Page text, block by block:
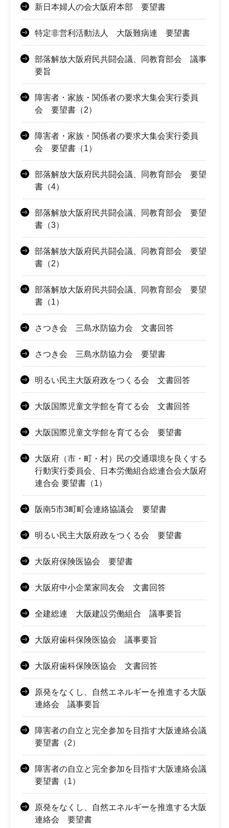
新日本婦人の会大阪府本部 要望書
特定非営利活動法人 大阪難病連 要望書
部落解放大阪府民共闘会議、同教育部会 議事
要旨
障害者・家族・関係者の要求大集会実行委員
会 要望書（2）
障害者・家族・関係者の要求大集会実行委員
会 要望書（1）
部落解放大阪府民共闘会議、同教育部会 要望
書（4）
部落解放大阪府民共闘会議、同教育部会 要望
書（3）
部落解放大阪府民共闘会議、同教育部会 要望
書（2）
部落解放大阪府民共闘会議、同教育部会 要望
書（1）
さつき会 三島水防協力会 文書回答
さつき会 三島水防協力会 要望書
明るい民主大阪府政をつくる会 文書回答
大阪国際児童文学館を育てる会 文書回答
大阪国際児童文学館を育てる会 要望書
大阪府（市・町・村）民の交通環境を良くする
行動実行委員会、日本労働組合総連合会大阪府
連合会 要望書（1）
阪南5市3町町会連絡協議会 要望書
明るい民主大阪府政をつくる会 要望書
大阪府保険医協会 要望書
大阪府中小企業家同友会 文書回答
全建総連 大阪建設労働組合 議事要旨
大阪府歯科保険医協会 議事要旨
大阪府歯科保険医協会 文書回答
原発をなくし、自然エネルギーを推進する大阪
連絡会 議事要旨
障害者の自立と完全参加を目指す大阪連絡会議
要望書（2）
障害者の自立と完全参加を目指す大阪連絡会議
要望書（1）
原発をなくし、自然エネルギーを推進する大阪
連絡会 要望書